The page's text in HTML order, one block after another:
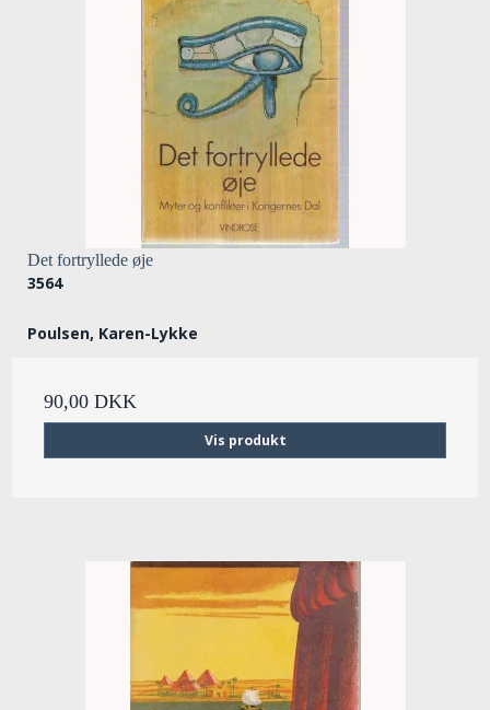
Det fortryllede øje
3564
Poulsen, Karen-Lykke
90,00 DKK
Vis produkt